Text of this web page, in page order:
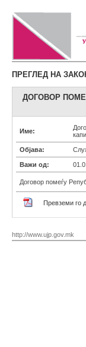
ПРЕГЛЕД НА
ДОГОВОР
Име:
Објава:
Важи од:
Договор помеѓу
Превземи го
http://www.ujp.gov.mk